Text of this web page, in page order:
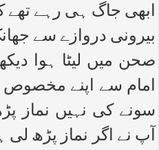
ابھی جاگ ہی رہے تھے
بیرونی دروازے سے
صحن میں لیٹا ہوا
امام سے اپنے مخصوص
سونے کی نہیں نماز
آپ نے اگر نماز پڑھ